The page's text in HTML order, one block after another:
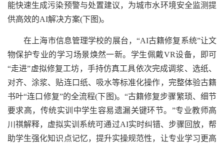
能快速生成污染预警与处置建议，为城市水环境安全监测提
供高效的AI解决方案(下图)。
在上海市信息管理学校的展台，“AI古籍修复系统”让文
物保护专业的学习场景焕然一新。学生佩戴VR设备，即可
“走进”虚拟修复工坊，手持仿真工具依次完成调浆、选纸、
对齐、涂浆、贴连口纸、吸水等标准化操作，完整体验古籍
书叶“连口修复”的全流程(下图)。“古籍修复步骤繁琐、细节
要求高，传统实训中学生容易遗漏关键环节。”专业教师高
川祺解释，虚拟实训系统可通过AI实时纠错、步骤回放，帮
助学生强化知识点记忆，提升实操规范性，让专业学习更高